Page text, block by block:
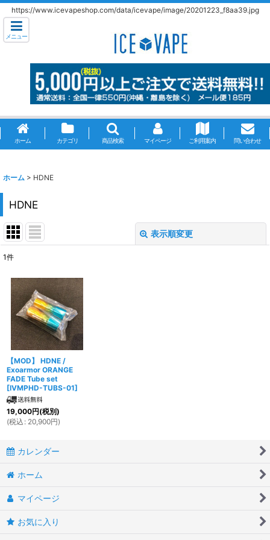
https://www.icevapeshop.com/data/icevape/image/20201223_f8aa39.jpg
メニュー
ホーム カテゴリ 商品検索 マイページ ご利用案内 問い合わせ
ホーム > HDNE
HDNE
表示順変更
並び順:
1件
【MOD】 HDNE /
Exoarmor ORANGE
FADE Tube set
[IVMPHD-TUBS-01]
19,000円(税別)
(税込 : 20,900円)
カレンダー
ホーム
マイページ
お気に入り